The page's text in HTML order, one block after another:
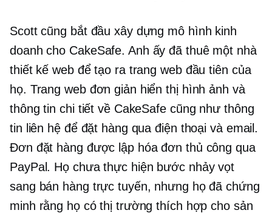
Scott cũng bắt đầu xây dựng mô hình kinh
doanh cho CakeSafe. Anh ấy đã thuê một nhà
thiết kế web để tạo ra trang web đầu tiên của
họ. Trang web đơn giản hiển thị hình ảnh và
thông tin chi tiết về CakeSafe cũng như thông
tin liên hệ để đặt hàng qua điện thoại và email.
Đơn đặt hàng được lập hóa đơn thủ công qua
PayPal. Họ chưa thực hiện bước nhảy vọt
sang bán hàng trực tuyến, nhưng họ đã chứng
minh rằng họ có thị trường thích hợp cho sản